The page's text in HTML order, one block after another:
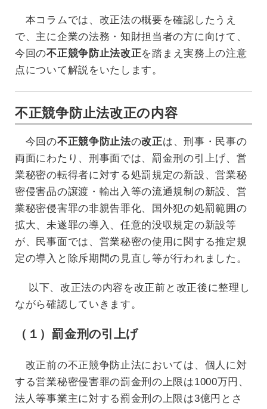
本コラムでは、改正法の概要を確認したうえ
で、主に企業の法務・知財担当者の方に向けて、
今回の不正競争防止法改正を踏まえ実務上の注意
点について解説をいたします。
不正競争防止法改正の内容
今回の不正競争防止法の改正は、刑事・民事の
両面にわたり、刑事面では、罰金刑の引上げ、営
業秘密の転得者に対する処罰規定の新設、営業秘
密侵害品の譲渡・輸出入等の流通規制の新設、営
業秘密侵害罪の非親告罪化、国外犯の処罰範囲の
拡大、未遂罪の導入、任意的没収規定の新設等
が、民事面では、営業秘密の使用に関する推定規
定の導入と除斥期間の見直し等が行われました。
以下、改正法の内容を改正前と改正後に整理し
ながら確認していきます。
（１）罰金刑の引上げ
改正前の不正競争防止法においては、個人に対
する営業秘密侵害罪の罰金刑の上限は1000万円、
法人等事業主に対する罰金刑の上限は3億円とさ